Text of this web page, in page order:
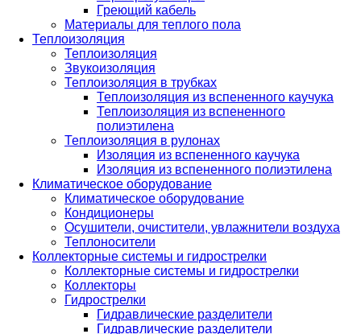
Греющий кабель
Материалы для теплого пола
Теплоизоляция
Теплоизоляция
Звукоизоляция
Теплоизоляция в трубках
Теплоизоляция из вспененного каучука
Теплоизоляция из вспененного
полиэтилена
Теплоизоляция в рулонах
Изоляция из вспененного каучука
Изоляция из вспененного полиэтилена
Климатическое оборудование
Климатическое оборудование
Кондиционеры
Осушители, очистители, увлажнители воздуха
Теплоносители
Коллекторные системы и гидрострелки
Коллекторные системы и гидрострелки
Коллекторы
Гидрострелки
Гидравлические разделители
Гидравлические разделители